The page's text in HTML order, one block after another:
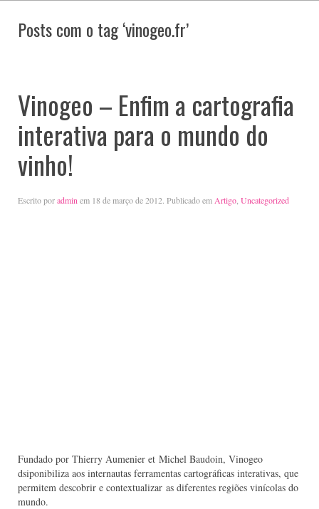
Posts com o tag ‘vinogeo.fr’
Vinogeo – Enfim a cartografia
interativa para o mundo do
vinho!
Escrito poradmin em 18 de março de 2012 . Publicado em Artigo Uncategorized
Fundado por Thierry Aumenier et Michel Baudoin, Vinogeo
dsiponibiliza aos internautas ferramentas cartográficas interativas, que
permitem descobrir e contextualizar as diferentes regiões vinícolas do
mundo.